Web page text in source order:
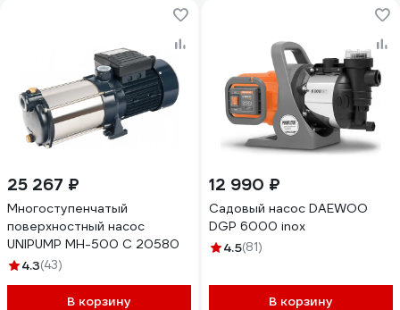
25 267 ₽
Многоступенчатый
поверхностный насос
UNIPUMP МН-500 С 20580
4.3(43)
В корзину
12 990 ₽
Садовый насос DAEWOO
DGP 6000 inox
4.5(81)
В корзину